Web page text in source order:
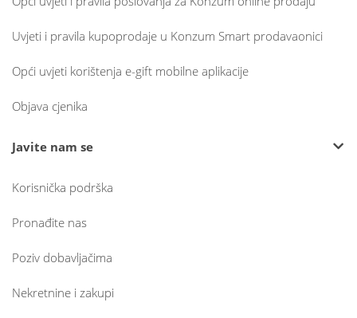
Uvjeti i pravila kupoprodaje u Konzum Smart prodavaonici
Opći uvjeti korištenja e-gift mobilne aplikacije
Objava cjenika
Javite nam se
Korisnička podrška
Pronađite nas
Poziv dobavljačima
Nekretnine i zakupi